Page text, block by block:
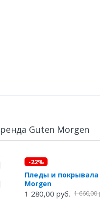
Guten Morgen
-22%
Пледы и покрывала Guten
Morgen
1 280,00 руб. 1 660,00